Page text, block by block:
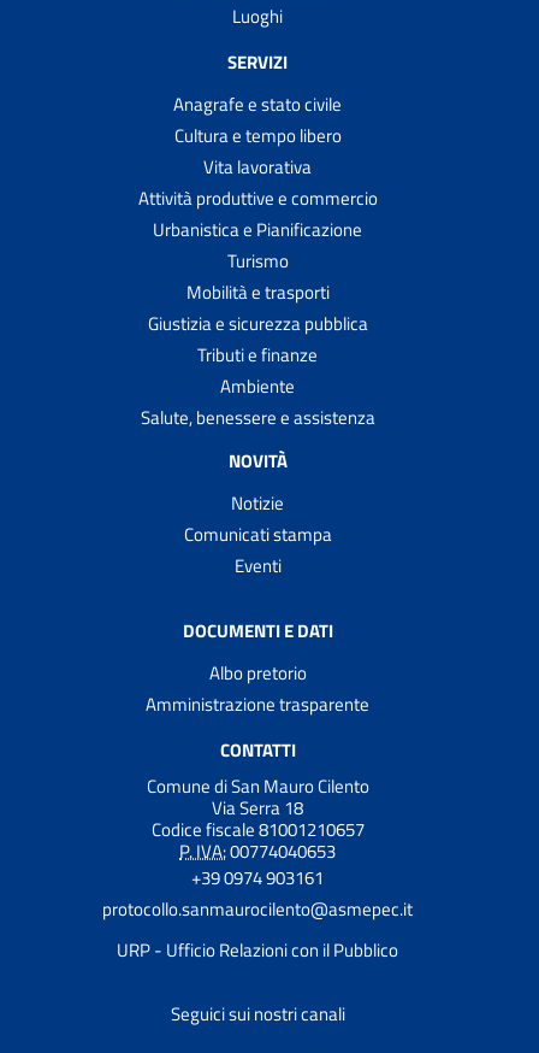
Luoghi
SERVIZI
Anagrafe e stato civile
Cultura e tempo libero
Vita lavorativa
Attività produttive e commercio
Urbanistica e Pianificazione
Turismo
Mobilità e trasporti
Giustizia e sicurezza pubblica
Tributi e finanze
Ambiente
Salute, benessere e assistenza
NOVITÀ
Notizie
Comunicati stampa
Eventi
DOCUMENTI E DATI
Albo pretorio
Amministrazione trasparente
CONTATTI
Comune di San Mauro Cilento
Via Serra 18
Codice fiscale 81001210657
P. IVA:00774040653
+39 0974 903161
protocollo.sanmaurocilento@asmepec.it
URP - Ufficio Relazioni con il Pubblico
Seguici sui nostri canali